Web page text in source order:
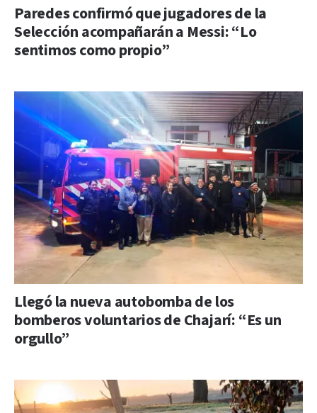
Paredes confirmó que jugadores de la
Selección acompañarán a Messi: “Lo
sentimos como propio”
Llegó la nueva autobomba de los
bomberos voluntarios de Chajarí: “Es un
orgullo”